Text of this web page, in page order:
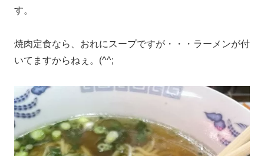
す。
焼肉定食なら、おれにスープですが・・・ラーメンが付
いてますからねぇ。(^^;